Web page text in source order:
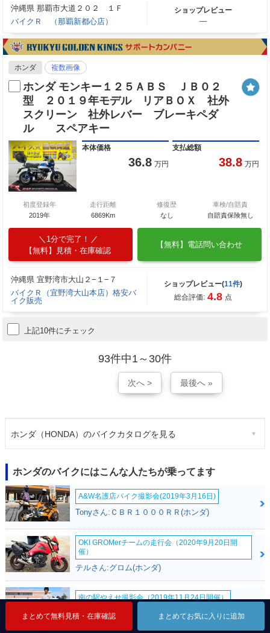
まとめて無料見積・在庫確認 まとめてお気に入りに追加
まとめて無料見積・在庫確認 まとめてお気に入りに追加
沖縄県 那覇市大道２０２ １Ｆ
バイクＲ （那覇新都心店）
ショップレビュー
―
ホンダ 複数画像
ホンダ モンキー１２５ＡＢＳ ＪＢ０２
型 ２０１９年モデル リアＢＯＸ 社外
スクリーン 社外レバー ブレーキペダ
ル スペアキー
本体価格
36.8 万円
支払総額
38.8 万円
初度登録年
2019年
走行距離
6869Km
修復歴
なし
車検/自賠責
自賠責保険無し
1分で完了！
【無料】見積・在庫確認
【無料】電話問い合わせ
沖縄県 宜野湾市大山２−１−７
バイクＲ（宜野湾大山本店）格安バ
イク販売
ショップレビュー(11件)
総合評価: 4.8 点
上記10件にチェック
まとめて無料見積・在庫確認 まとめてお気に入りに追加
93件中1～30件
次へ > 最後へ »
ホンダ（HONDA）のバイクカタログを見る
ホンダのバイクにはこんな人たちが乗ってます
A&W名護店バイク撮影会(2019年3月16日)
Tonyさん:ＣＢＲ１０００ＲＲ(ホンダ)
OKI GROMerチームの走行会（2020年9月20日開
催）
テルさん:グロム(ホンダ)
南の駅やえせ撮影会（2019年11月24日開催）
のぶさん:ベンリィＣＤ１２５Ｔ(ホンダ)